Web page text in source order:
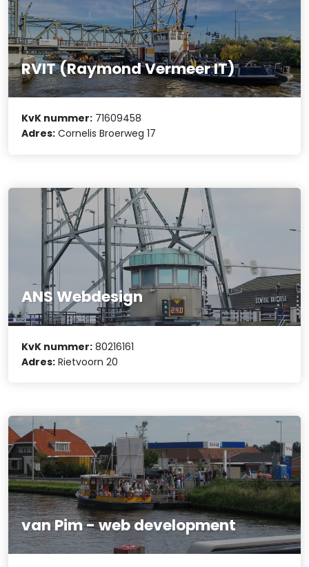
RVIT (Raymond Vermeer IT)
KvK nummer: 71609458
Adres: Cornelis Broerweg 17
ANS Webdesign
KvK nummer: 80216161
Adres: Rietvoorn 20
van Pim - web development